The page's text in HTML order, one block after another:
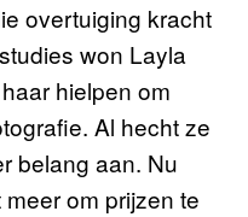
overtuiging kracht
won Layla
hielpen om
Al hecht ze
belang aan. Nu
om prijzen te